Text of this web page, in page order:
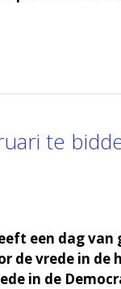
te
een dag van
de vrede in de
in de